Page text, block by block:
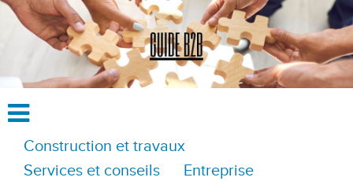
Construction et travaux
Services et conseils
Entreprise